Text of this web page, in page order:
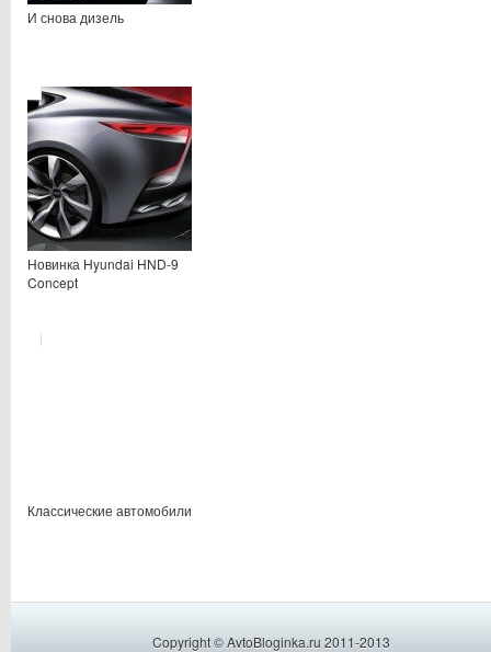
И снова дизель
Новинка Hyundai HND-9
Concept
Классические автомобили
Copyright © AvtoBloginka.ru 2011-2013